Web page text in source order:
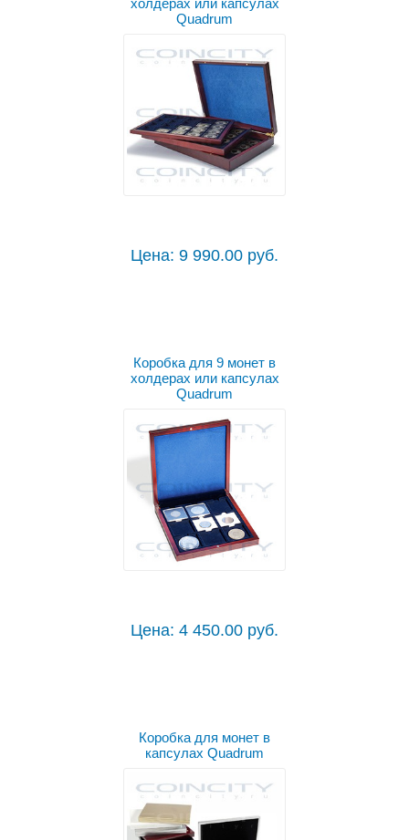
холдерах или капсулах
Quadrum
Цена: 9 990.00 руб.
Коробка для 9 монет в
холдерах или капсулах
Quadrum
Цена: 4 450.00 руб.
Коробка для монет в
капсулах Quadrum